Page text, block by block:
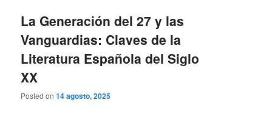
La Generación del 27 y las
Vanguardias: Claves de la
Literatura Española del Siglo
XX
Posted on14 agosto, 2025